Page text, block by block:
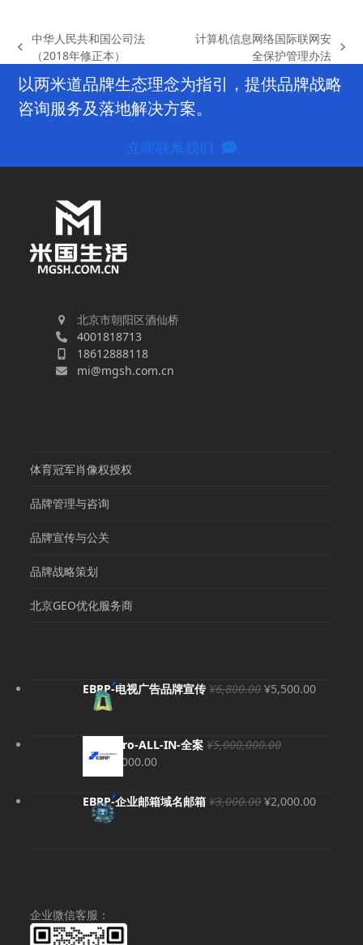
previous
中华人民共和国公司法
（2018年修正本）
计算机信息网络国际联网安
全保护管理办法
以两米道品牌生态理念为指引，提供品牌战略
咨询服务及落地解决方案。
立即联系我们
北京市朝阳区酒仙桥
4001818713
18612888118
mi@mgsh.com.cn
体育冠军肖像权授权
品牌管理与咨询
品牌宣传与公关
品牌战略策划
北京GEO优化服务商
EBRP-电视广告品牌宣传 ¥6,800.00 原
¥6,800.00。
¥5,500.00当
EBRP-Pro-ALL-IN-全案 ¥5,000,000.00
原
价
为：
¥5,000,000.00。
¥4,980,000.00当
价
格
EBRP-企业邮箱域名邮箱 ¥3,000.00 原
¥2,000.00当
企业微信客服：